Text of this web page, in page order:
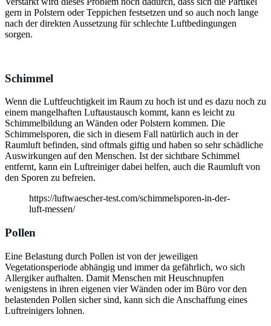
gern in Polstern oder Teppichen festsetzen und so auch noch lange
nach der direkten Aussetzung für schlechte Luftbedingungen
sorgen.
Schimmel
Wenn die Luftfeuchtigkeit im Raum zu hoch ist und es dazu noch zu
einem mangelhaften Luftaustausch kommt, kann es leicht zu
Schimmelbildung an Wänden oder Polstern kommen. Die
Schimmelsporen, die sich in diesem Fall natürlich auch in der
Raumluft befinden, sind oftmals giftig und haben so sehr schädliche
Auswirkungen auf den Menschen. Ist der sichtbare Schimmel
entfernt, kann ein Luftreiniger dabei helfen, auch die Raumluft von
den Sporen zu befreien.
https://luftwaescher-test.com/schimmelsporen-in-der-
luft-messen/
Pollen
Eine Belastung durch Pollen ist von der jeweiligen
Vegetationsperiode abhängig und immer da gefährlich, wo sich
Allergiker aufhalten. Damit Menschen mit Heuschnupfen
wenigstens in ihren eigenen vier Wänden oder im Büro vor den
belastenden Pollen sicher sind, kann sich die Anschaffung eines
Luftreinigers lohnen.